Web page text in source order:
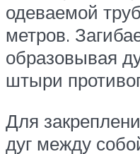
одеваемой
метров.
образовывая
штыри
Для
дуг между